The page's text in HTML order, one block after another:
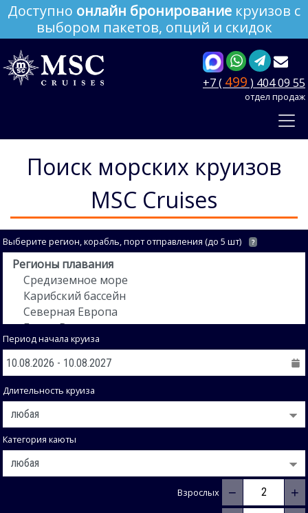
Доступно онлайн бронирование круизов с
выбором пакетов, опций и скидок
+7 ( 499 ) 404 09 55
отдел продаж
Поиск морских круизов
MSC Cruises
Выберите регион, корабль, порт отправления (до 5 шт) ?
Период начала круиза
Длительность круиза
Категория каюты
Взрослых − +